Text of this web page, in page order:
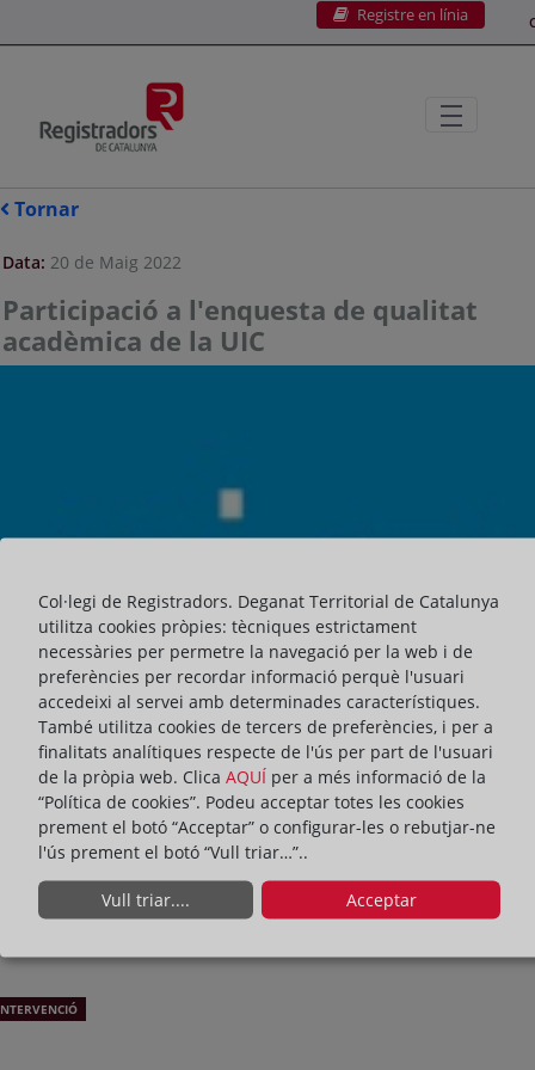
Registre en línia
Tornar
Data: 20 de Maig 2022
Participació a l'enquesta de qualitat
acadèmica de la UIC
Col·legi de Registradors. Deganat Territorial de Catalunya
utilitza cookies pròpies: tècniques estrictament
necessàries per permetre la navegació per la web i de
preferències per recordar informació perquè l'usuari
accedeixi al servei amb determinades característiques.
També utilitza cookies de tercers de preferències, i per a
finalitats analítiques respecte de l'ús per part de l'usuari
de la pròpia web. Clica AQUÍ per a més informació de la
“Política de cookies”. Podeu acceptar totes les cookies
prement el botó “Acceptar” o configurar-les o rebutjar-ne
l'ús prement el botó “Vull triar…”..
Vull triar.... Acceptar